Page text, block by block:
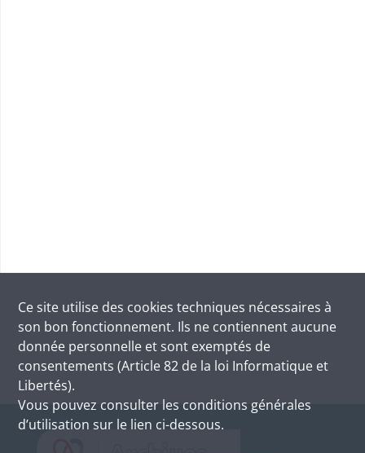
Ce site utilise des cookies techniques nécessaires à
son bon fonctionnement. Ils ne contiennent aucune
donnée personnelle et sont exemptés de
consentements (Article 82 de la loi Informatique et
Libertés).
Vous pouvez consulter les conditions générales
d’utilisation sur le lien ci-dessous.